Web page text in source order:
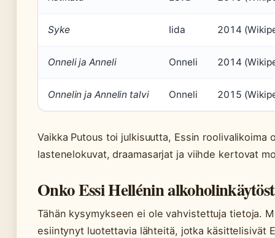
Syke Iida 2014
Onneli ja Anneli Onneli 2014
Onnelin ja Annelin talvi Onneli 2015
Vaikka Putous toi julkisuutta, Essin roolivalikoima
lastenelokuvat, draamasarjat ja viihde kertovat
Onko Essi Hellénin
Tähän kysymykseen ei ole vahvistettuja tietoja.
esiintynyt luotettavia lähteitä, jotka käsittelisivät